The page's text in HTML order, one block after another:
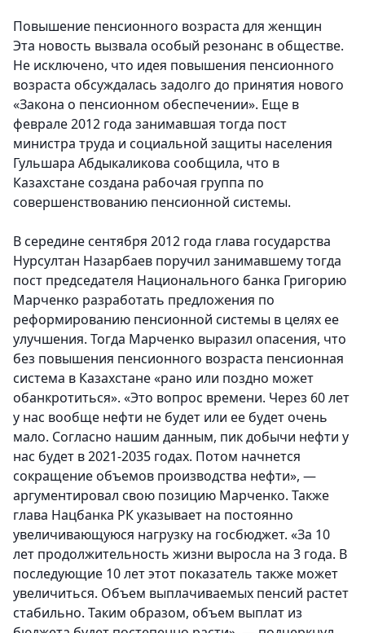
Повышение пенсионного возраста для женщин
Эта новость вызвала особый резонанс в обществе.
Не исключено, что идея повышения пенсионного
возраста обсуждалась задолго до принятия нового
«Закона о пенсионном обеспечении». Еще в
феврале 2012 года занимавшая тогда пост
министра труда и социальной защиты населения
Гульшара Абдыкаликова сообщила, что в
Казахстане создана рабочая группа по
совершенствованию пенсионной системы.
В середине сентября 2012 года глава государства
Нурсултан Назарбаев поручил занимавшему тогда
пост председателя Национального банка Григорию
Марченко разработать предложения по
реформированию пенсионной системы в целях ее
улучшения. Тогда Марченко выразил опасения, что
без повышения пенсионного возраста пенсионная
система в Казахстане «рано или поздно может
обанкротиться». «Это вопрос времени. Через 60 лет
у нас вообще нефти не будет или ее будет очень
мало. Согласно нашим данным, пик добычи нефти у
нас будет в 2021-2035 годах. Потом начнется
сокращение объемов производства нефти», —
аргументировал свою позицию Марченко. Также
глава Нацбанка РК указывает на постоянно
увеличивающуюся нагрузку на госбюджет. «За 10
лет продолжительность жизни выросла на 3 года. В
последующие 10 лет этот показатель также может
увеличиться. Объем выплачиваемых пенсий растет
стабильно. Таким образом, объем выплат из